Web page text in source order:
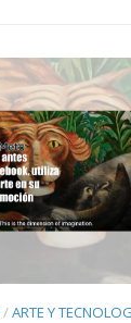
/ARTE Y